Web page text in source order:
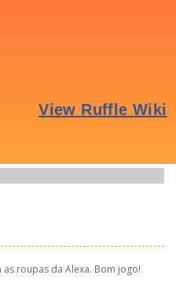
roupas da Alexa. Bom jogo!